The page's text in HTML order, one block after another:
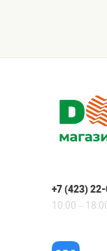
+7 (423)
10:00 –